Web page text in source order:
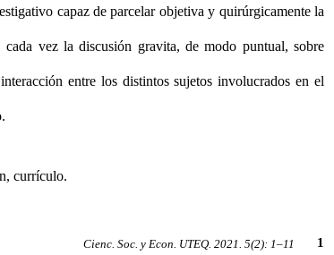
capaz de parcelar objetiva y quirúrgicamente la
cada vez la discusión gravita, de modo puntual, sobre
entre los distintos sujetos involucrados en el
currículo.
Cienc. Soc. y Econ. UTEQ. 2021. 5(2): 1–11 1